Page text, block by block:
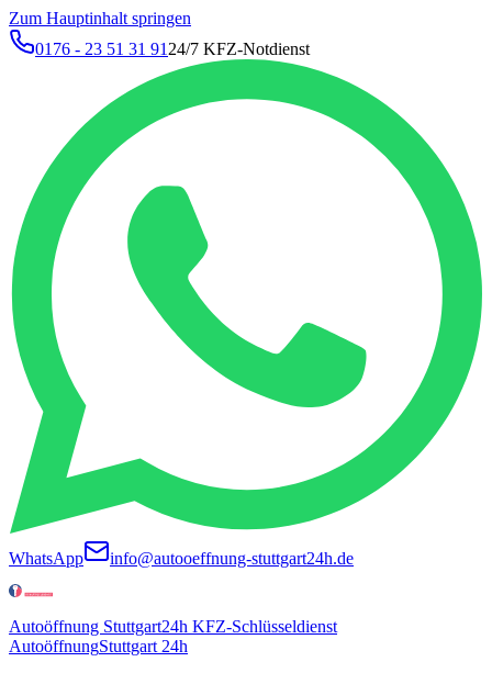
Zum Hauptinhalt springen
0176 - 23 51 31 91 24/7 KFZ-Notdienst
WhatsApp info@autooeffnung-stuttgart24h.de
Autoöffnung Stuttgart24h KFZ-Schlüsseldienst
AutoöffnungStuttgart 24h